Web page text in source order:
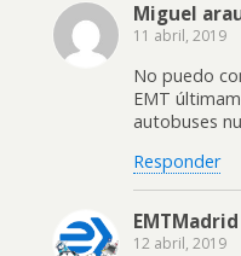
Miguel
11 abril, 2019
No puedo
EMT
autobuses
Responder
EMTMadrid
12 abril, 2019